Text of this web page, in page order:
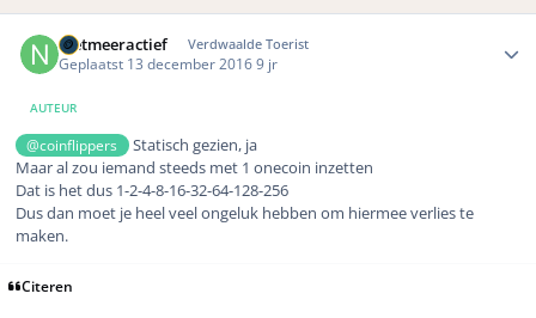
nietmeeractief Verdwaalde Toerist
Geplaatst 13 december 20169 jr
AUTEUR
@coinflippers
Statisch gezien, ja
Maar al zou iemand steeds met 1 onecoin inzetten
Dat is het dus 1-2-4-8-16-32-64-128-256
Dus dan moet je heel veel ongeluk hebben om hiermee verlies te
maken.
Citeren